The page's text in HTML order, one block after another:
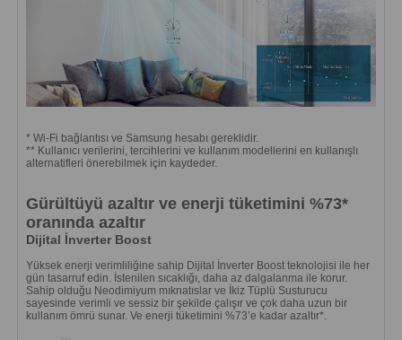
* Wi-Fi bağlantısı ve Samsung hesabı gereklidir.
** Kullanıcı verilerini, tercihlerini ve kullanım modellerini en kullanışlı
alternatifleri önerebilmek için kaydeder.
Gürültüyü azaltır ve enerji tüketimini %73*
oranında azaltır
Dijital İnverter Boost
Yüksek enerji verimliliğine sahip Dijital İnverter Boost teknolojisi ile her
gün tasarruf edin. İstenilen sıcaklığı, daha az dalgalanma ile korur.
Sahip olduğu Neodimiyum mıknatıslar ve İkiz Tüplü Susturucu
sayesinde verimli ve sessiz bir şekilde çalışır ve çok daha uzun bir
kullanım ömrü sunar. Ve enerji tüketimini %73’e kadar azaltır*.